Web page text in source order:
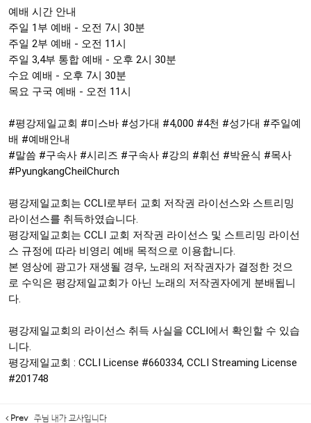
예배 시간 안내
주일 1부 예배 - 오전 7시 30분
주일 2부 예배 - 오전 11시
주일 3,4부 통합 예배 - 오후 2시 30분
수요 예배 - 오후 7시 30분
목요 구국 예배 - 오전 11시
#평강제일교회 #미스바 #성가대 #4,000 #4천 #성가대 #주일예
배 #예배안내
#말씀 #구속사 #시리즈 #구속사 #강의 #휘선 #박윤식 #목사
#PyungkangCheilChurch
평강제일교회는 CCLI로부터 교회 저작권 라이선스와 스트리밍
라이선스를 취득하였습니다.
평강제일교회는 CCLI 교회 저작권 라이선스 및 스트리밍 라이선
스 규정에 따라 비영리 예배 목적으로 이용합니다.
본 영상에 광고가 재생될 경우, 노래의 저작권자가 결정한 것으
로 수익은 평강제일교회가 아닌 노래의 저작권자에게 분배됩니
다.
평강제일교회의 라이선스 취득 사실을 CCLI에서 확인할 수 있습
니다.
평강제일교회 : CCLI License #660334
#201748
Prev 주님 내가 교사입니다